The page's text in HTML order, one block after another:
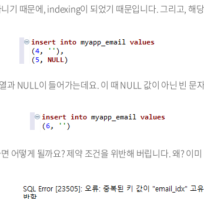
기 때문에, indexing이 되었기 때문입니다. 그리고, 해
과 NULL이 들어가는데요. 이 때 NULL 값이 아닌 빈 문
어떻게 될까요? 제약 조건을 위반해 버립니다. 왜? 이